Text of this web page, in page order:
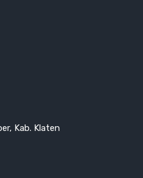
Kab. Klaten